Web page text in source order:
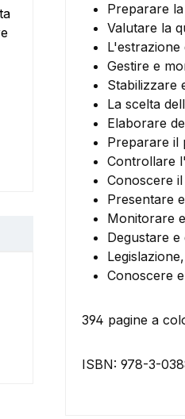
Preparare
Valutare la
L'estrazione
Gestire e
Stabilizzare
La scelta
Elaborare
Preparare il
Controllare
Conoscere
Presentare
Monitorare
Degustare
Conoscere
394 pagine a
ISBN: 978-3-